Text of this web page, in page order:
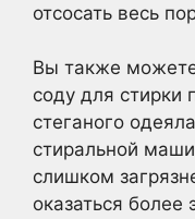
отсосать весь
Вы также
соду для стирки
стеганого
стиральной
слишком
оказаться более